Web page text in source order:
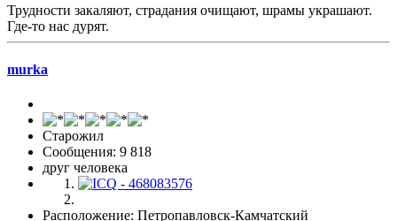
Трудности закаляют, страдания очищают, шрамы украшают.
Где-то нас дурят.
murka
Старожил
Сообщения: 9 818
друг человека
Расположение: Петропавловск-Камчатский